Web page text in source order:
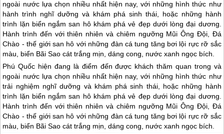
ngoài nước lựa chọn nhiều nhất hiện nay, với những hình thức như
hành trình nghĩ dưỡng và khám phá sinh thái, hoặc những hành
trình lặn biển ngắm san hô khám phá vẻ đẹp dưới lòng đại dương.
Hành trình đến với thiên nhiên và chiêm ngưỡng Mũi Ông Đội, Đá
Chào - thế giới san hô với những đàn cá tung tăng bơi lội rực rỡ sắc
màu, biển Bãi Sao cát trắng mịn, dáng cong, nước xanh ngọc bích.
Phú Quốc hiện đang là điểm đến được khách thăm quan trong và
ngoài nước lựa chọn nhiều nhất hiện nay, với những hình thức như
trải nghiệm nghĩ dưỡng và khám phá sinh thái, hoặc những hành
trình lặn biển ngắm san hô khám phá vẻ đẹp dưới lòng đại dương.
Hành trình đến với thiên nhiên và chiêm ngưỡng Mũi Ông Đội, Đá
Chào - thế giới san hô với những đàn cá tung tăng bơi lội rực rỡ sắc
màu, biển Bãi Sao cát trắng mịn, dáng cong, nước xanh ngọc bích.